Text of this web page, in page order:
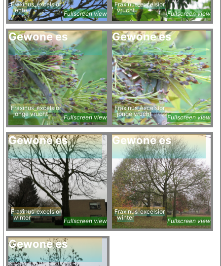
Fraxinus_excelsior
lente
Fullscreen view
Fraxinus_excelsior
vrucht
Fullscreen view
Gewone es
Fraxinus_excelsior
jonge vrucht
Fullscreen view
Gewone es
Fraxinus_excelsior
jonge vrucht
Fullscreen view
Gewone es
Fraxinus_excelsior
winter
Fullscreen view
Gewone es
Fraxinus_excelsior
winter
Fullscreen view
Gewone es